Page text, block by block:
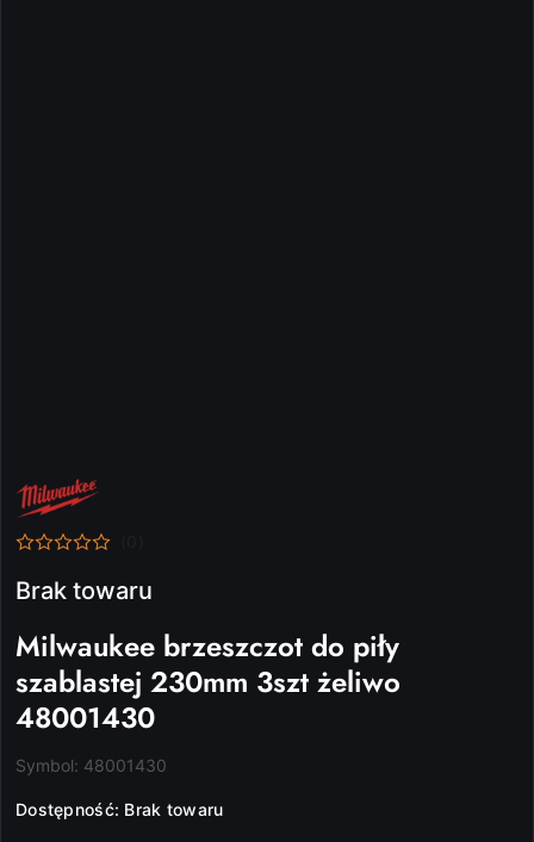
NAZWA
PRODUCENTA:
MILWAUKEE
Brak towaru
Milwaukee brzeszczot do piły
szablastej 230mm 3szt żeliwo
48001430
Symbol: 48001430
Dostępność: Brak towaru